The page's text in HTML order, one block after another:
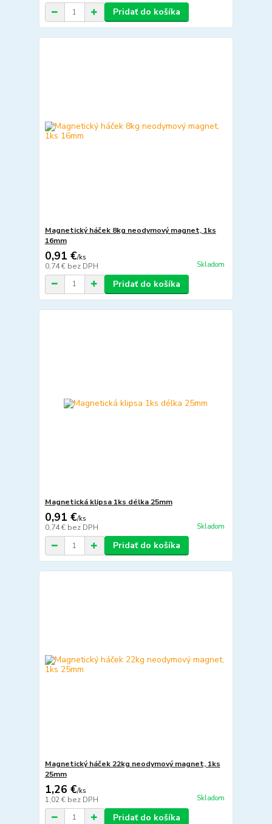
Pridať do košíka
Magnetický háček 8kg neodymový magnet, 1ks
16mm
0,91 €/ks
0,74 € bez DPH Skladom
Pridať do košíka
Magnetická klipsa 1ks délka 25mm
0,91 €/ks
0,74 € bez DPH Skladom
Pridať do košíka
Magnetický háček 22kg neodymový magnet, 1ks
25mm
1,26 €/ks
1,02 € bez DPH Skladom
Pridať do košíka